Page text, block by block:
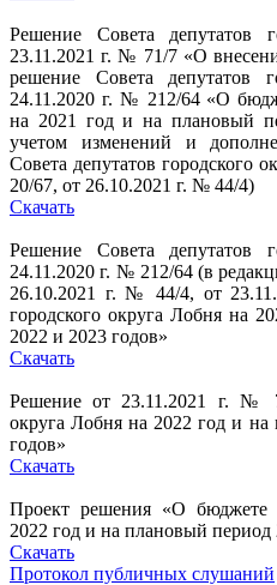
Решение Совета депутатов
23.11.2021 г. № 71/7 «О
решение Совета депутатов
24.11.2020 г. № 212/64 «О
на 2021 год и на плановый
учетом изменений и
Совета депутатов городского
20/67, от 26.10.2021 г. № 44/4)
Скачать
Решение Совета депутатов
24.11.2020 г. № 212/64 (в
26.10.2021 г. № 44/4, от
городского округа Лобня на
2022 и 2023 годов»
Скачать
Решение от 23.11.2021 г. №
округа Лобня на 2022 год и
годов»
Скачать
Проект решения «О бюджете
2022 год и на плановый период
Скачать
Протокол публичных слушаний